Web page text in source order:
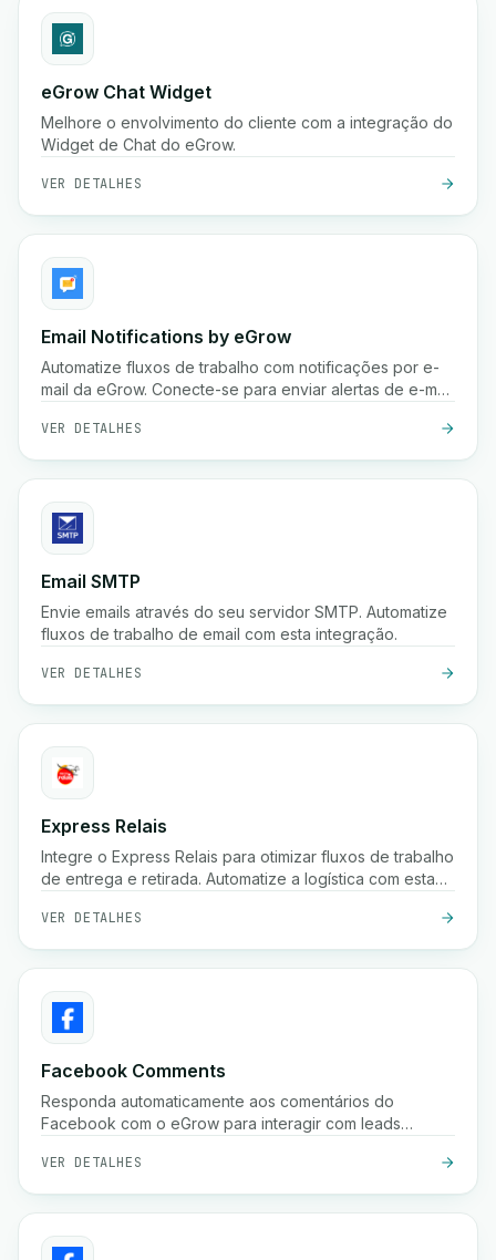
eGrow Chat Widget
Melhore o envolvimento do cliente com a integração do
Widget de Chat do eGrow.
VER DETALHES
Email Notifications by eGrow
Automatize fluxos de trabalho com notificações por e-
mail da eGrow. Conecte-se para enviar alertas de e-mail
VER DETALHES
Email SMTP
Envie emails através do seu servidor SMTP. Automatize
fluxos de trabalho de email com esta integração.
VER DETALHES
Express Relais
Integre o Express Relais para otimizar fluxos de trabalho
de entrega e retirada. Automatize a logística com esta
VER DETALHES
Facebook Comments
Responda automaticamente aos comentários do
Facebook com o eGrow para interagir com leads
VER DETALHES